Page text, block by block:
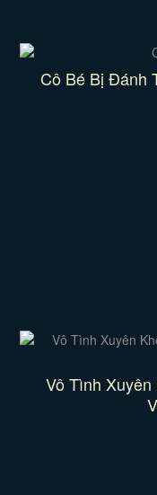
Cô Bé Bị Đánh
Vô Tình